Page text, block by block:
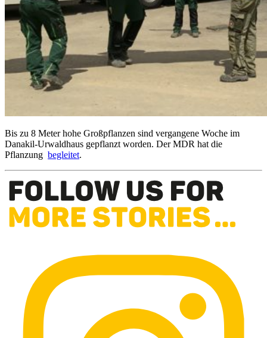
Bis zu 8 Meter hohe Großpflanzen sind vergangene Woche im
Danakil-Urwaldhaus gepflanzt worden. Der MDR hat die
Pflanzung begleitet.